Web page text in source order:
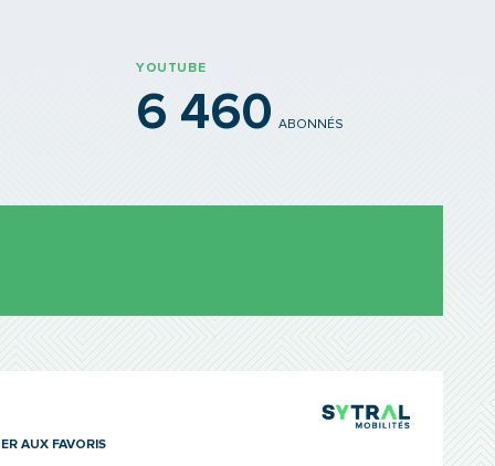
YOUTUBE
6 460 ABONNÉS
AUX FAVORIS
TCL